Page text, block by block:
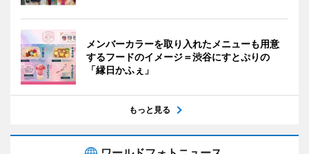
メンバーカラーを取り入れたメニューも用意
するフードのイメージ＝渋谷にすとぷりの
「縁日かふぇ」
もっと見る